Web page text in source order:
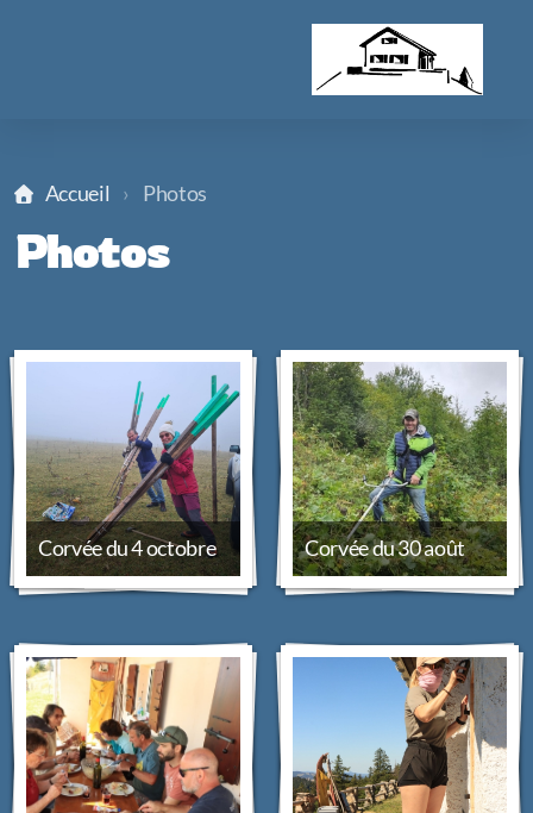
Accueil Photos
Photos
Corvée du 4 octobre Corvée du 30 août
Accès membres
Photos
Assemblée générale
Archives
Corvées
Groupes au chalet
Gardiennages